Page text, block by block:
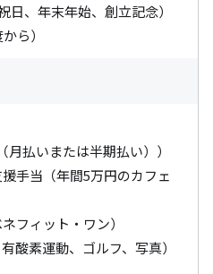
日、年末年始、創立記念）
ら）
払いまたは半期払い））
手当（年間5万円のカフェ
フィット・ワン）
酸素運動、ゴルフ、写真）